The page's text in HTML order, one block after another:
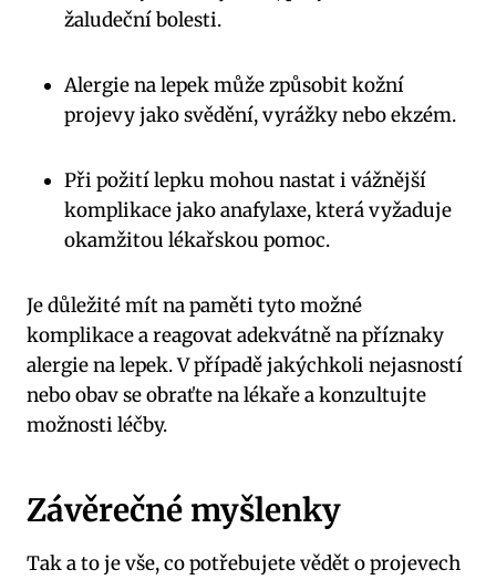
žaludeční bolesti.
Alergie na lepek může způsobit kožní
projevy jako svědění, vyrážky nebo ekzém.
Při požití lepku mohou nastat i vážnější
komplikace jako anafylaxe, která vyžaduje
okamžitou lékařskou pomoc.
Je důležité mít na paměti tyto možné
komplikace a reagovat adekvátně na příznaky
alergie na lepek. V případě jakýchkoli nejasností
nebo obav se obraťte na lékaře a konzultujte
možnosti léčby.
Závěrečné myšlenky
Tak a to je vše, co potřebujete vědět o projevech